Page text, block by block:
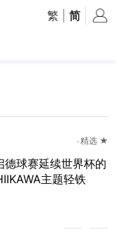
繁 简
精选 ★
德球赛延续世界杯的
主题轻铁